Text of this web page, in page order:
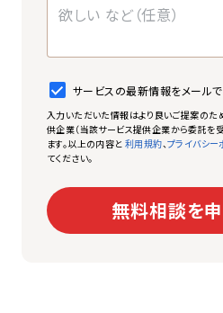
サービスの最新情報をメール
入力いただいた情報はより良いご提案のた
供企業（当該サービス提供企業から委託を
ます。以上の内容と利用規約、プライバシー
てください。
無料相談を